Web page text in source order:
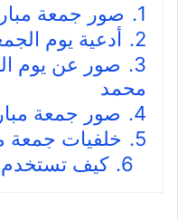
1.
صور جمعة
2.
أدعية يوم
3.
صور عن يوم
محمد
4.
صور جمعة
5.
خلفيات جمعة
6. كيف